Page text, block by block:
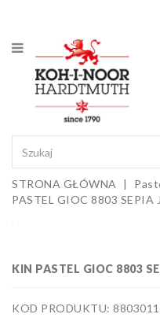
Ołówki
mechaniczne
i wkłady
Ołówki
grafitowe
Kredki
Pastele,
dodatki
STRONA GŁÓWNA
PASTEL GIOC 8803 SEPIA
KIN PASTEL GIOC 8803
KOD PRODUKTU: